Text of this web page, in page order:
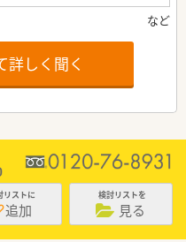
詳しく聞く
リストに
追加
検討リストを
見る